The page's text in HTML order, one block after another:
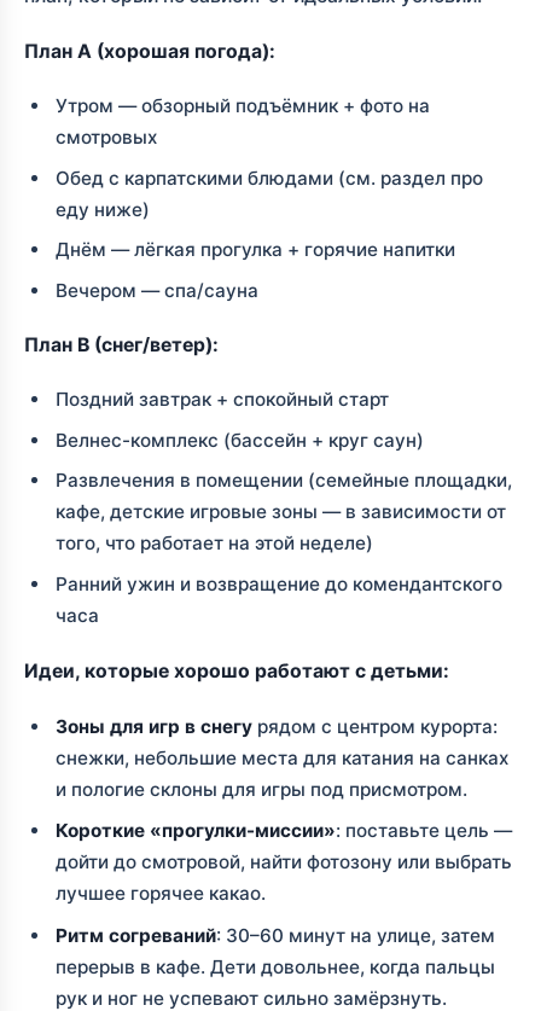
План A (хорошая погода):
Утром — обзорный подъёмник + фото на
смотровых
Обед с карпатскими блюдами (см. раздел про
еду ниже)
Днём — лёгкая прогулка + горячие напитки
Вечером — спа/сауна
План B (снег/ветер):
Поздний завтрак + спокойный старт
Велнес-комплекс (бассейн + круг саун)
Развлечения в помещении (семейные площадки,
кафе, детские игровые зоны — в зависимости от
того, что работает на этой неделе)
Ранний ужин и возвращение до комендантского
часа
Идеи, которые хорошо работают с детьми:
Зоны для игр в снегу рядом с центром курорта:
снежки, небольшие места для катания на санках
и пологие склоны для игры под присмотром.
Короткие «прогулки-миссии»: поставьте цель —
дойти до смотровой, найти фотозону или выбрать
лучшее горячее какао.
Ритм согреваний: 30–60 минут на улице, затем
перерыв в кафе. Дети довольнее, когда пальцы
рук и ног не успевают сильно замёрзнуть.